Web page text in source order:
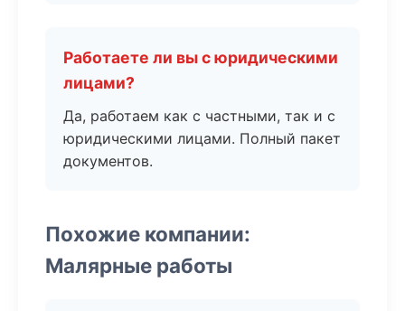
Работаете ли вы с юридическими
лицами?
Да, работаем как с частными, так и с
юридическими лицами. Полный пакет
документов.
Похожие компании:
Малярные работы